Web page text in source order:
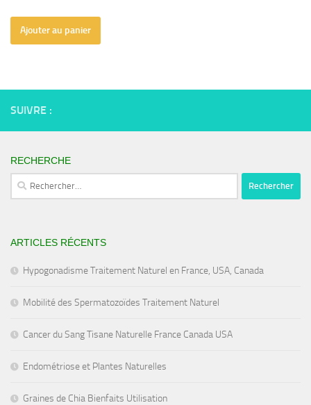
Ajouter au panier
SUIVRE :
RECHERCHE
Rechercher :
ARTICLES RÉCENTS
Hypogonadisme Traitement Naturel en France, USA, Canada
Mobilité des Spermatozoïdes Traitement Naturel
Cancer du Sang Tisane Naturelle France Canada USA
Endométriose et Plantes Naturelles
Graines de Chia Bienfaits Utilisation